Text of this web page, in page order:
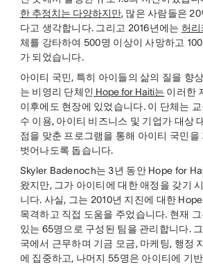
한 추정치는 다양하지만, 많은 사람들은
다고 생각합니다. 그리고 2016년에는 허리
체를 강타하여 500명 이상이 사망하고
가 되었습니다.
아이티 국민, 특히 아이들의 삶의 질을 향
는 비영리 단체인 Hope for Haiti는 이러한
이후에도 현장에 있었습니다. 이 단체는
수 이용, 아이티 비즈니스 및 기업가 대상
점을 맞춘 프로그램을 통해 아이티 국민을
벗어나도록 돕습니다.
Skyler Badenoch는 3년 동안 Hope for
왔지만, 그가 아이티에 대한 애정을 갖기
니다. 사실, 그는 2010년 지진에 대한
목격하고 직접 도움을 주었습니다. 현재
있는 65명으로 구성된 팀을 관리합니다.
국에서 근무하며 기금 모금, 마케팅, 행정
에 집중하고, 나머지 55명은 아이티에 기